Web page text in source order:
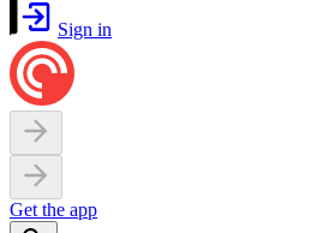
Sign in
Get the app